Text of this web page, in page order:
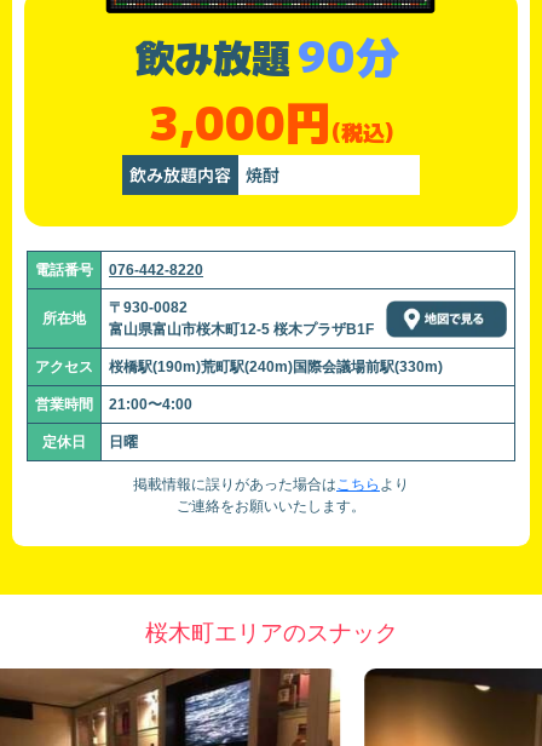
飲み放題90分
3,000円(税込)
飲み放題内容 焼酎
電話番号 076-442-8220
所在地
〒930-0082
富山県富山市桜木町12-5 桜木プラザB1F
アクセス 桜橋駅(190m)荒町駅(240m)国際会議場前駅(330m)
営業時間 21:00〜4:00
定休日 日曜
掲載情報に誤りがあった場合はこちら より
ご連絡をお願いいたします。
桜木町エリアのスナック